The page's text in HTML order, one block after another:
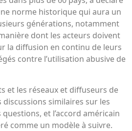
norme historique qui aura un
générations, notamment
dont les acteurs doivent
la diffusion en continu de leurs
contre l’utilisation abusive de
et les réseaux et diffuseurs de
similaires sur les
questions, et l’accord américain
comme un modèle à suivre.